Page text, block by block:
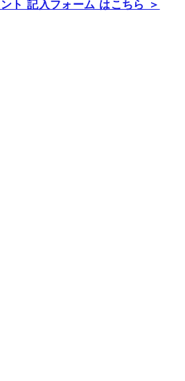
ト 記入フォーム はこちら ＞